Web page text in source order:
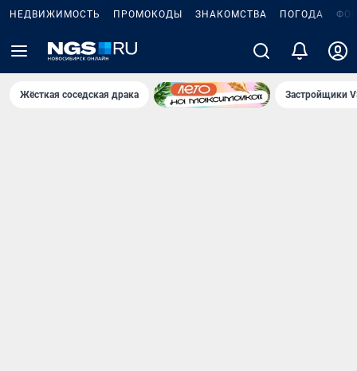
НЕДВИЖИМОСТЬ ПРОМОКОДЫ ЗНАКОМСТВА ПОГОДА
Жёсткая соседская драка Застройщики